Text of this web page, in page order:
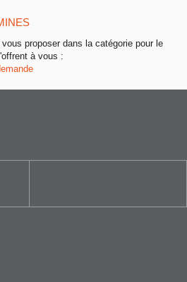
proposer dans la catégorie pour le
à vous :